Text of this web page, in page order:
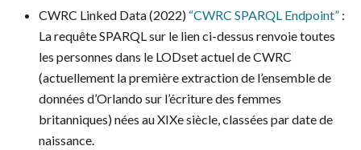
CWRC Linked Data (2022) “CWRC SPARQL Endpoint” :
La requête SPARQL sur le lien ci-dessus renvoie toutes
les personnes dans le LODset actuel de CWRC
(actuellement la première extraction de l’ensemble de
données d’Orlando sur l’écriture des femmes
britanniques) nées au XIXe siècle, classées par date de
naissance.